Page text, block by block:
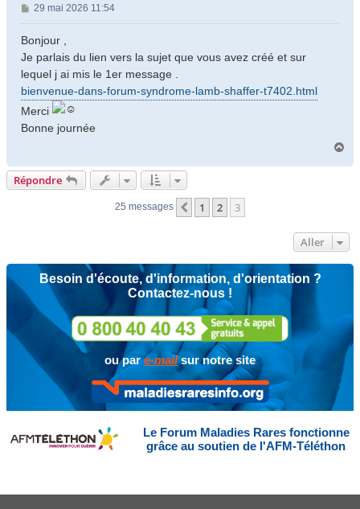
M
e
a
g
e
29 mai 2026 11:54
Bonjour ,
Je parlais du lien vers la sujet que vous avez créé et sur
lequel j ai mis le 1er message .
bienvenue-dans-forum-syndrome-lamb-shaffer-t7402.html
Merci
Bonne journée
Répondre
25 messages Précédent
1 2 3
Aller
Besoin d'écoute, d'information, d'orientation ?
Contactez-nous !
ou pare-mailsur notre site
Le Forum Maladies Rares fonctionne
grâce au soutien de l'AFM-Téléthon